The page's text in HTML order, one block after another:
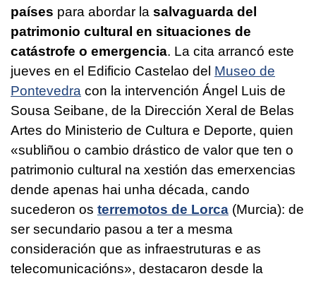
países para abordar la salvaguarda del
patrimonio cultural en situaciones de
catástrofe o emergencia. La cita arrancó este
jueves en el Edificio Castelao del Museo de
Pontevedra con la intervención Ángel Luis de
Sousa Seibane, de la Dirección Xeral de Belas
Artes do Ministerio de Cultura e Deporte, quien
«subliñou o cambio drástico de valor que ten o
patrimonio cultural na xestión das emerxencias
dende apenas hai unha década, cando
sucederon os terremotos de Lorca (Murcia): de
ser secundario pasou a ter a mesma
consideración que as infraestruturas e as
telecomunicacións», destacaron desde la